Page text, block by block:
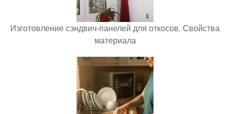
Изготовление сэндвич-панелей для откосов. Свойства
материала